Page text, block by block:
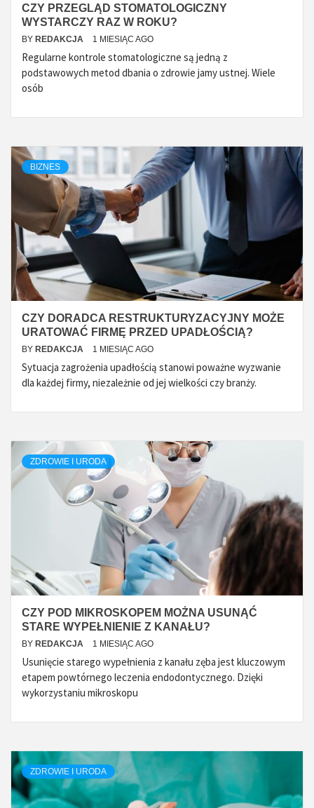
CZY PRZEGLĄD STOMATOLOGICZNY
WYSTARCZY RAZ W ROKU?
BY REDAKCJA 1 MIESIĄC AGO
Regularne kontrole stomatologiczne są jedną z
podstawowych metod dbania o zdrowie jamy ustnej. Wiele
osób
BIZNES
CZY DORADCA RESTRUKTURYZACYJNY MOŻE
URATOWAĆ FIRMĘ PRZED UPADŁOŚCIĄ?
BY REDAKCJA 1 MIESIĄC AGO
Sytuacja zagrożenia upadłością stanowi poważne wyzwanie
dla każdej firmy, niezależnie od jej wielkości czy branży.
ZDROWIE I URODA
CZY POD MIKROSKOPEM MOŻNA USUNĄĆ
STARE WYPEŁNIENIE Z KANAŁU?
BY REDAKCJA 1 MIESIĄC AGO
Usunięcie starego wypełnienia z kanału zęba jest kluczowym
etapem powtórnego leczenia endodontycznego. Dzięki
wykorzystaniu mikroskopu
ZDROWIE I URODA